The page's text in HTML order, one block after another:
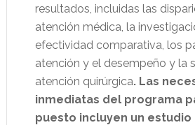
resultados, incluidas las
atención médica, la
efectividad comparativa, los
atención y el desempeño y la
atención quirúrgica. Las
inmediatas del programa
puesto incluyen un estudio